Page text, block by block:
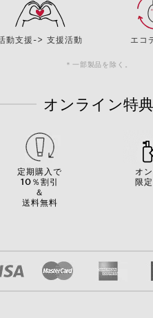
動支援-> 支援活動 エコ
＊一部製品を除く。
オンライン特典
定期購入で
10％割引
＆
送料無料
オ
限